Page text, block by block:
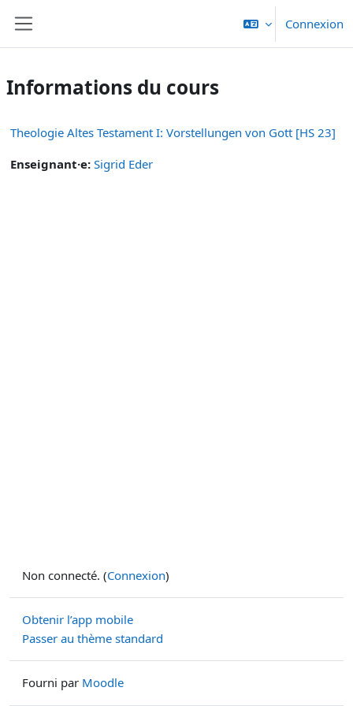
Connexion
Informations du cours
Theologie Altes Testament I: Vorstellungen von Gott [HS 23]
Enseignant·e: Sigrid Eder
Non connecté. (Connexion)
Obtenir l’app mobile
Passer au thème standard
Fourni par Moodle